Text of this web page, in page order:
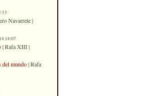
Navarrete |
14:07
| Rafa XIII |
del mundo| Rafa